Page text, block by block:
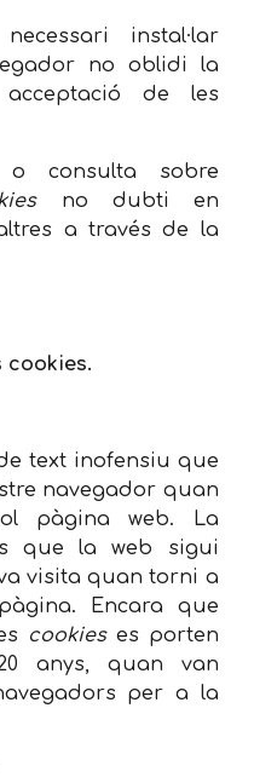
instal·lar
no oblidi la
de les
o consulta sobre
no dubti en
a través de la
cookies.
text inofensiu que
navegador quan
pàgina web. La
que la web sigui
visita quan torni a
Encara que
cookieses porten
anys, quan van
per a la